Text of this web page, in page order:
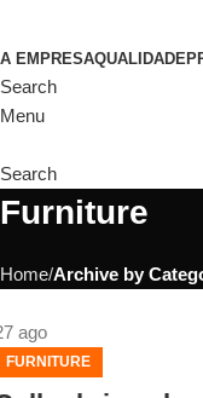
A EMPRESAQUALIDADE
Search
Menu
Search
Furniture
Home Archive by
ago
FURNITURE